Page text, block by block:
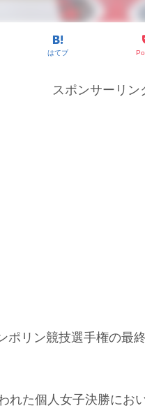
はてブ
スポンサーリン
ポリン競技選手権の最
れた個人女子決勝にお